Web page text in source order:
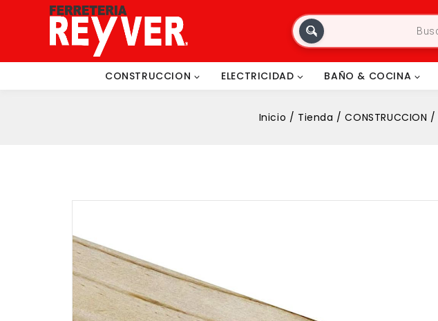
CONSTRUCCION ELECTRICIDAD BAÑO & COCINA
Inicio / Tienda / CONSTRUCCION /